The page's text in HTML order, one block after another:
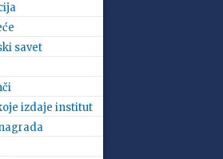
savet
izdaje institut